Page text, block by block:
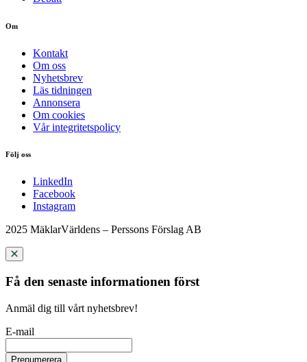
Om
Kontakt
Om oss
Nyhetsbrev
Läs tidningen
Annonsera
Om cookies
Vår integritetspolicy
Följ oss
LinkedIn
Facebook
Instagram
2025 MäklarVärldens – Perssons Förslag AB
Få den senaste informationen först
Anmäl dig till vårt nyhetsbrev!
E-mail
Prenumerera